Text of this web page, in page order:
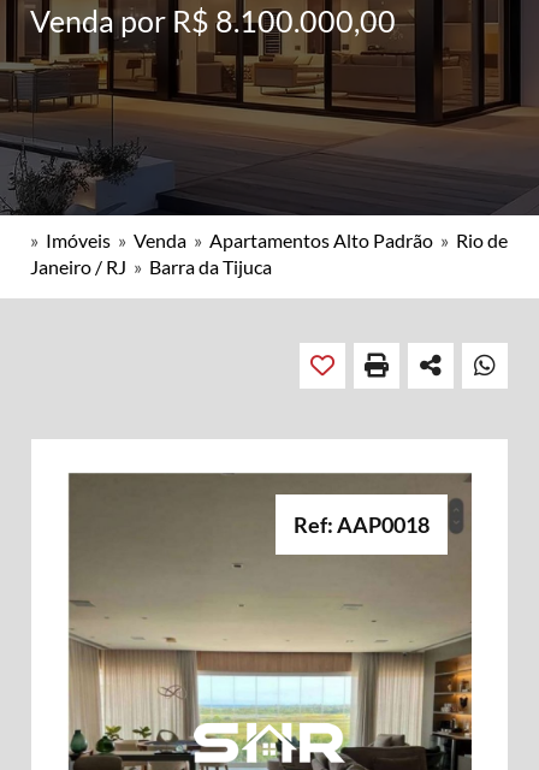
Venda por R$ 8.100.000,00
» Imóveis » Venda » Apartamentos Alto Padrão » Rio de
Janeiro / RJ » Barra da Tijuca
Ref: AAP0018